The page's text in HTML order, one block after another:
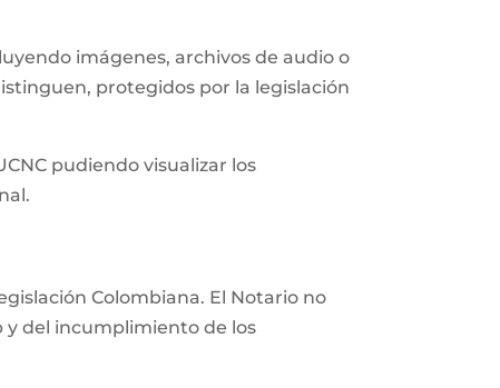
imágenes, archivos de audio o
protegidos por la legislación
pudiendo visualizar los
Colombiana. El Notario no
y del incumplimiento de los